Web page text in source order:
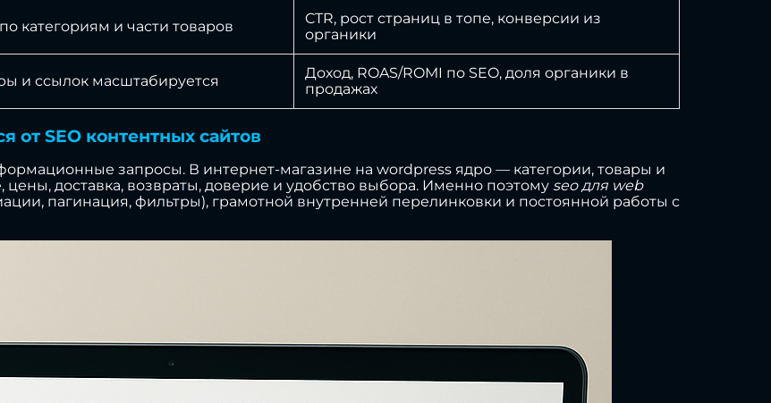
категориям и части товаров
CTR, рост страниц в топе, конверсии из
органики
и ссылок масштабируется
Доход, ROAS/ROMI по SEO, доля органики в
продажах
от SEO контентных сайтов
запросы. В интернет-магазине на wordpress ядро — категории, товары и
доставка, возвраты, доверие и удобство выбора. Именно поэтому seo для web
пагинация, фильтры), грамотной внутренней перелинковки и постоянной работы с